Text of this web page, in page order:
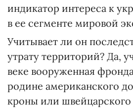
индикатор интереса к
в ее сегменте мировой
Учитывает ли он
утрату территорий? Да,
веке вооруженная
родине американского
кроны или